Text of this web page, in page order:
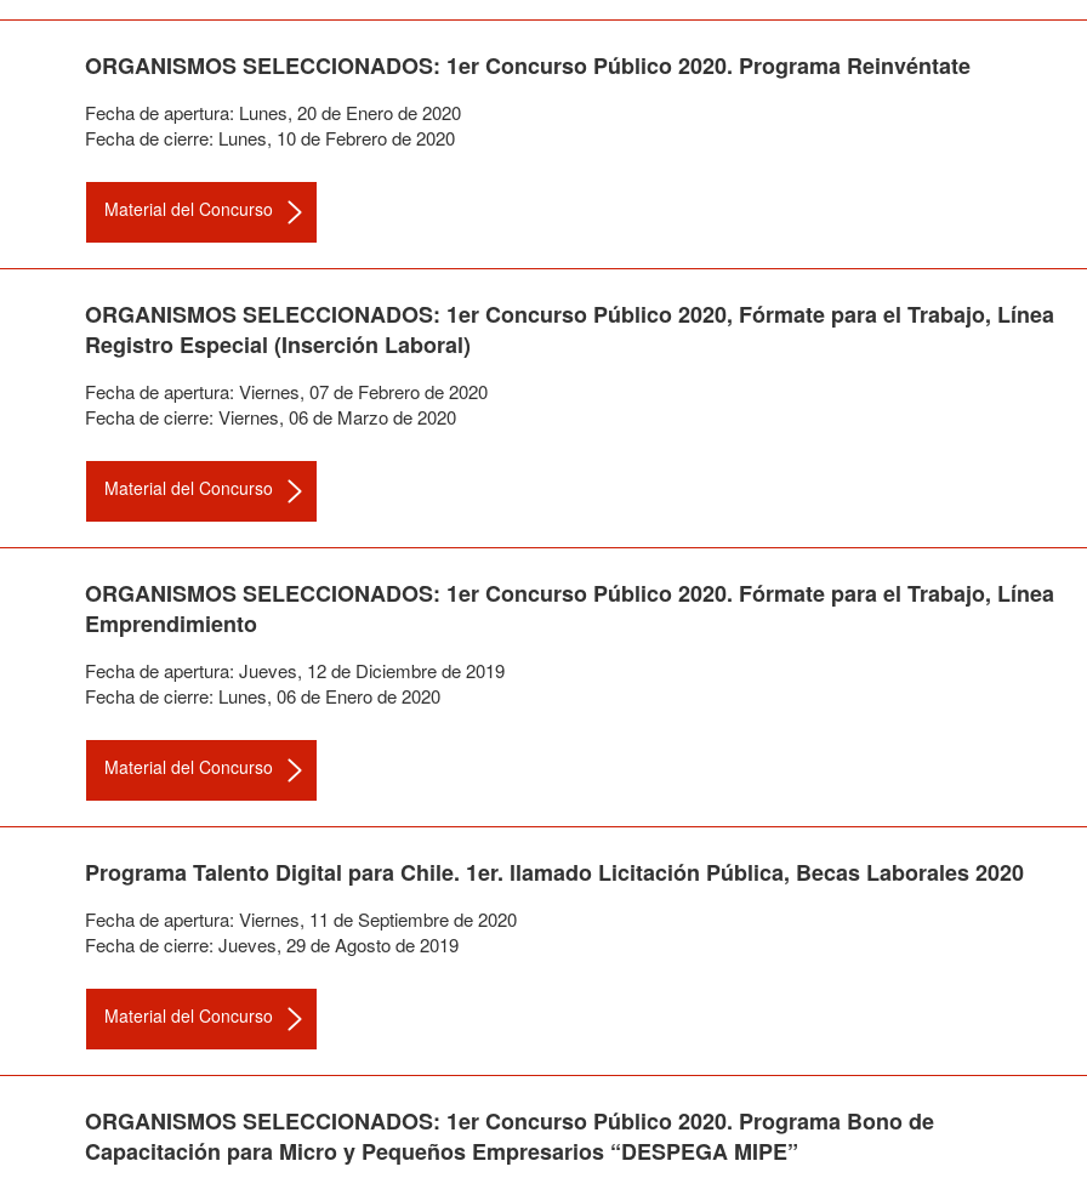
ORGANISMOS SELECCIONADOS: 1er Concurso Público 2020. Programa Reinvéntate
Fecha de apertura: Lunes, 20de Enerode2020
Fecha de cierre: Lunes, 10de Febrerode2020
Material del Concurso
ORGANISMOS SELECCIONADOS: 1er Concurso Público 2020, Fórmate para el Trabajo, Línea
Registro Especial (Inserción Laboral)
Fecha de apertura: Viernes, 07de Febrerode2020
Fecha de cierre: Viernes, 06de Marzode2020
Material del Concurso
ORGANISMOS SELECCIONADOS: 1er Concurso Público 2020. Fórmate para el Trabajo, Línea
Emprendimiento
Fecha de apertura: Jueves, 12de Diciembrede2019
Fecha de cierre: Lunes, 06de Enerode2020
Material del Concurso
Programa Talento Digital para Chile. 1er. llamado Licitación Pública, Becas Laborales 2020
Fecha de apertura: Viernes, 11 deSeptiembrede2020
Fecha de cierre: Jueves, 29deAgostode2019
Material del Concurso
ORGANISMOS SELECCIONADOS: 1er Concurso Público 2020. Programa Bono de
Capacitación para Micro y Pequeños Empresarios “DESPEGA MIPE”